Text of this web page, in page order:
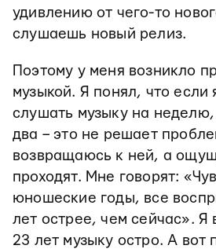
удивлению от чего-то
слушаешь новый релиз.
Поэтому у меня возникло
музыкой. Я понял, что если
слушать музыку на
два – это не решает
возвращаюсь к ней, а
проходят. Мне говорят:
юношеские годы, все
лет острее, чем сейчас». Я
23 лет музыку остро. А вот